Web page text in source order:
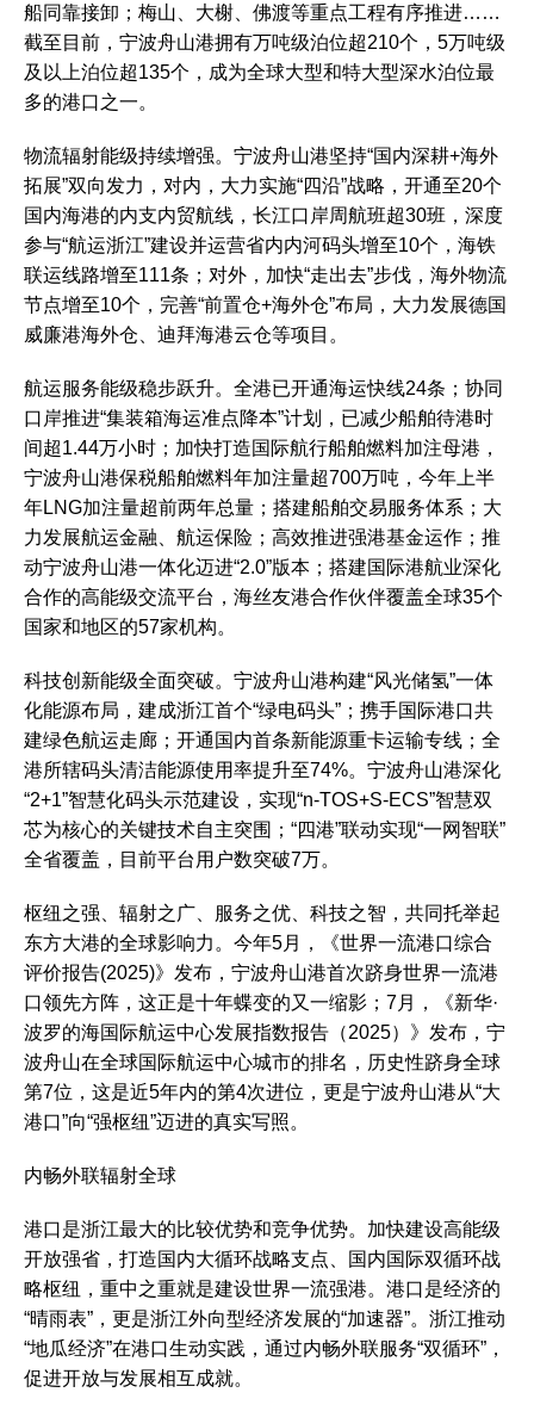
船同靠接卸；梅山、大榭、佛渡等重点工程有序推进……
截至目前，宁波舟山港拥有万吨级泊位超210个，5万吨级
及以上泊位超135个，成为全球大型和特大型深水泊位最
多的港口之一。
物流辐射能级持续增强。宁波舟山港坚持“国内深耕+海外
拓展”双向发力，对内，大力实施“四沿”战略，开通至20个
国内海港的内支内贸航线，长江口岸周航班超30班，深度
参与“航运浙江”建设并运营省内内河码头增至10个，海铁
联运线路增至111条；对外，加快“走出去”步伐，海外物流
节点增至10个，完善“前置仓+海外仓”布局，大力发展德国
威廉港海外仓、迪拜海港云仓等项目。
航运服务能级稳步跃升。全港已开通海运快线24条；协同
口岸推进“集装箱海运准点降本”计划，已减少船舶待港时
间超1.44万小时；加快打造国际航行船舶燃料加注母港，
宁波舟山港保税船舶燃料年加注量超700万吨，今年上半
年LNG加注量超前两年总量；搭建船舶交易服务体系；大
力发展航运金融、航运保险；高效推进强港基金运作；推
动宁波舟山港一体化迈进“2.0”版本；搭建国际港航业深化
合作的高能级交流平台，海丝友港合作伙伴覆盖全球35个
国家和地区的57家机构。
科技创新能级全面突破。宁波舟山港构建“风光储氢”一体
化能源布局，建成浙江首个“绿电码头”；携手国际港口共
建绿色航运走廊；开通国内首条新能源重卡运输专线；全
港所辖码头清洁能源使用率提升至74%。宁波舟山港深化
“2+1”智慧化码头示范建设，实现“n-TOS+S-ECS”智慧双
芯为核心的关键技术自主突围；“四港”联动实现“一网智联”
全省覆盖，目前平台用户数突破7万。
枢纽之强、辐射之广、服务之优、科技之智，共同托举起
东方大港的全球影响力。今年5月，《世界一流港口综合
评价报告(2025)》发布，宁波舟山港首次跻身世界一流港
口领先方阵，这正是十年蝶变的又一缩影；7月，《新华·
波罗的海国际航运中心发展指数报告（2025）》发布，宁
波舟山在全球国际航运中心城市的排名，历史性跻身全球
第7位，这是近5年内的第4次进位，更是宁波舟山港从“大
港口”向“强枢纽”迈进的真实写照。
内畅外联辐射全球
港口是浙江最大的比较优势和竞争优势。加快建设高能级
开放强省，打造国内大循环战略支点、国内国际双循环战
略枢纽，重中之重就是建设世界一流强港。港口是经济的
“晴雨表”，更是浙江外向型经济发展的“加速器”。浙江推动
“地瓜经济”在港口生动实践，通过内畅外联服务“双循环”，
促进开放与发展相互成就。